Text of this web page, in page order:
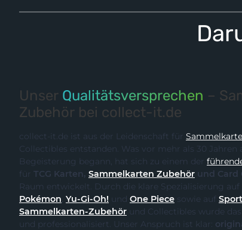
Unser Qualitätsversprechen –
Zubehör bei collect-it.de
collect-it.de ist aus der Leidenschaft für
Collectibles entstanden. Was vor mehr als 30
Begeisterung begann, hat sich zu einem der
für TCG Karten, Sammelkarten Zubehör und Card
Raum
Pokémon, Yu-Gi-Oh! und One Piece sowie auf
Sammelkarten-Zubehör
und professionalisiert. Unser Anspruch ist klar: